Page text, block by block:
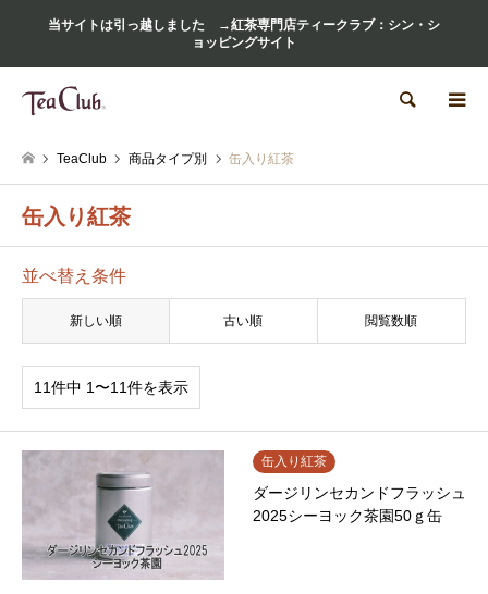
当サイトは引っ越しました →紅茶専門店ティークラブ：シン・シ
ョッピングサイト
検索
TeaClub 商品タイプ別 缶入り紅茶
缶入り紅茶
並べ替え条件
新しい順 古い順 閲覧数順
11件中 1〜11件を表示
缶入り紅茶
ダージリンセカンドフラッシュ
2025シーヨック茶園50ｇ缶